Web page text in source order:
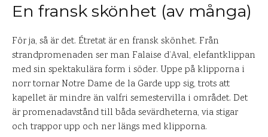
En fransk skönhet (av många)
För ja, så är det. Étretat är en fransk skönhet. Från
strandpromenaden ser man Falaise d’Aval, elefantklippan
med sin spektakulära form i söder. Uppe på klipporna i
norr tornar Notre Dame de la Garde upp sig, trots att
kapellet är mindre än valfri semestervilla i området. Det
är promenadavstånd till båda sevärdheterna, via stigar
och trappor upp och ner längs med klipporna.